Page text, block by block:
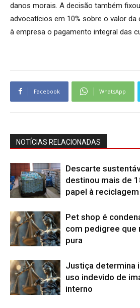
danos morais. A decisão também
advocatícios em 10% sobre o valor da
à empresa o pagamento integral das
Facebook WhatsApp
NOTÍCIAS RELACIONADAS
Descarte
destinou mais de
papel à
Pet shop é
com pedigree que
pura
Justiça determina
uso indevido de
interno